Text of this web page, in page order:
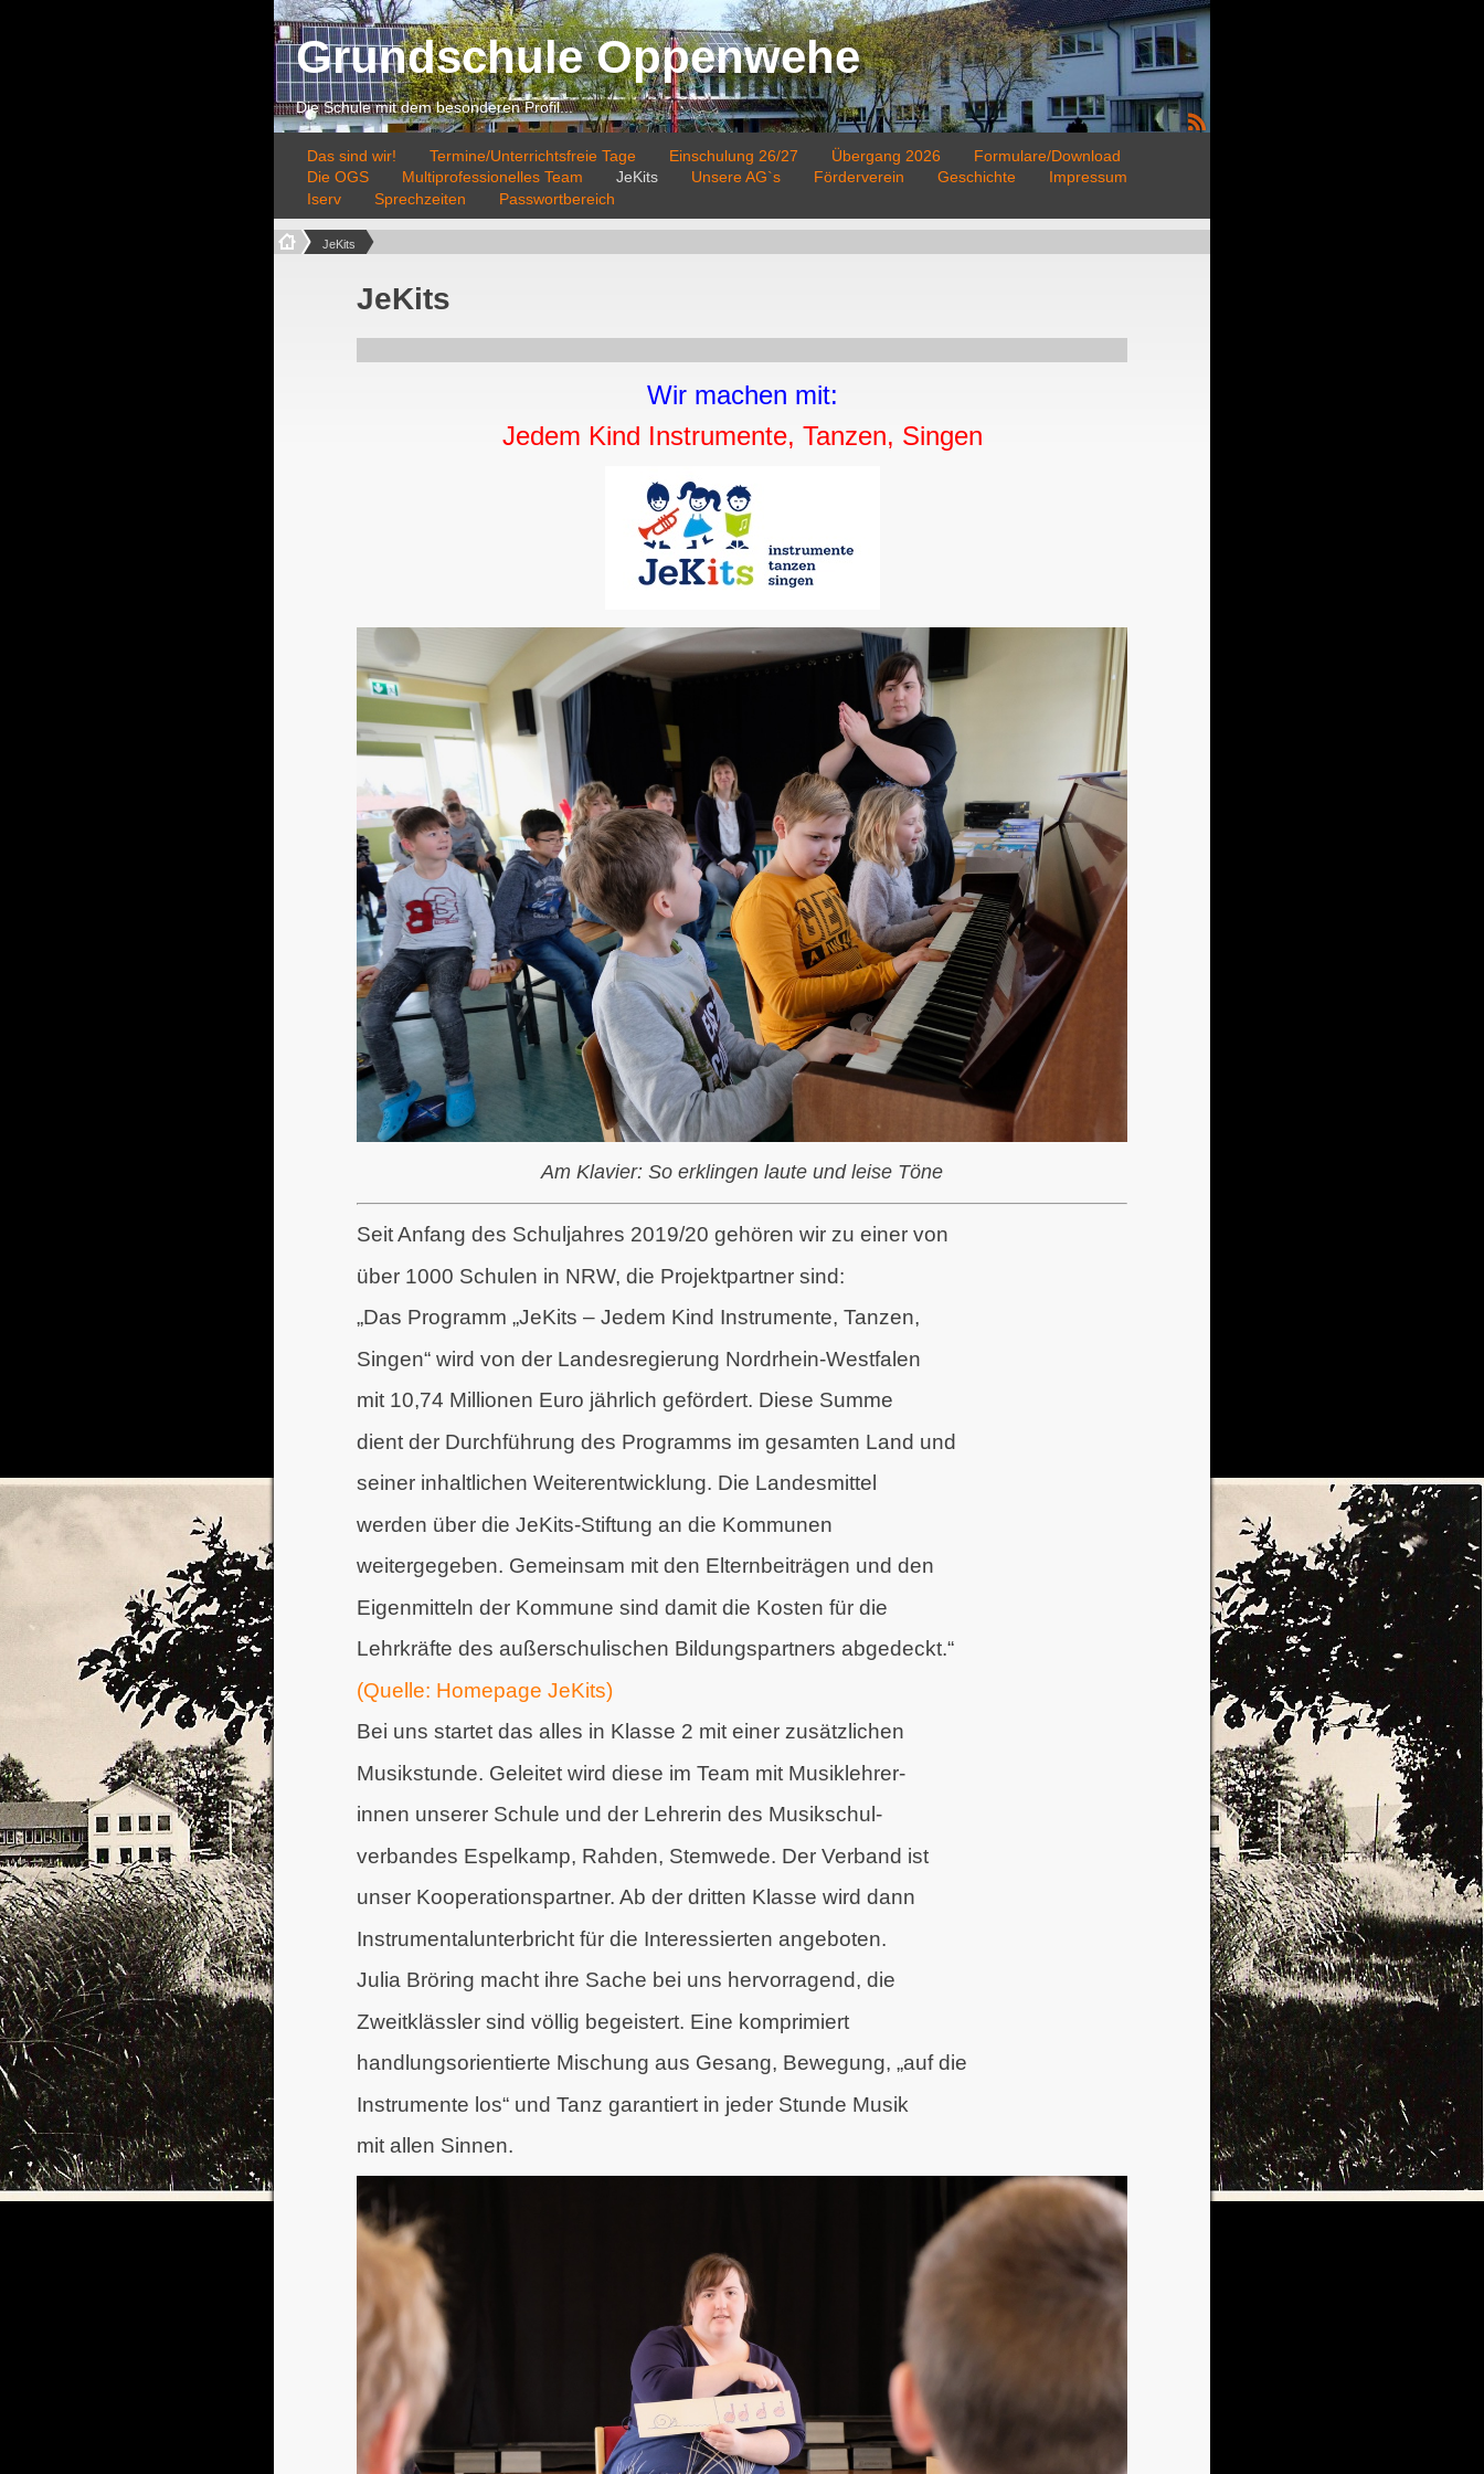
Grundschule Oppenwehe
Die Schule mit dem besonderen Profil...
Das sind wir! Termine/Unterrichtsfreie Tage Einschulung 26/27 Übergang 2026
Formulare/Download
Die OGS
Multiprofessionelles Team JeKits Unsere AG`s Förderverein Geschichte
Impressum
Iserv
Sprechzeiten Passwortbereich
JeKits
JeKits
Wir machen mit:
Jedem Kind Instrumente, Tanzen, Singen
Am Klavier: So erklingen laute und leise Töne
Seit Anfang des Schuljahres 2019/20 gehören wir zu einer von
über 1000 Schulen in NRW, die Projektpartner sind:
„Das Programm „JeKits – Jedem Kind Instrumente, Tanzen,
Singen“ wird von der Landesregierung Nordrhein-Westfalen
mit 10,74 Millionen Euro jährlich gefördert. Diese Summe
dient der Durchführung des Programms im gesamten Land und
seiner inhaltlichen Weiterentwicklung. Die Landesmittel
werden über die JeKits-Stiftung an die Kommunen
weitergegeben. Gemeinsam mit den Elternbeiträgen und den
Eigenmitteln der Kommune sind damit die Kosten für die
Lehrkräfte des außerschulischen Bildungspartners abgedeckt.“
(Quelle: Homepage JeKits)
Bei uns startet das alles in Klasse 2 mit einer zusätzlichen
Musikstunde. Geleitet wird diese im Team mit Musiklehrer-
innen unserer Schule und der Lehrerin des Musikschul-
verbandes Espelkamp, Rahden, Stemwede. Der Verband ist
unser Kooperationspartner. Ab der dritten Klasse wird dann
Instrumentalunterbricht für die Interessierten angeboten.
Julia Bröring macht ihre Sache bei uns hervorragend, die
Zweitklässler sind völlig begeistert. Eine komprimiert
handlungsorientierte Mischung aus Gesang, Bewegung, „auf die
Instrumente los“ und Tanz garantiert in jeder Stunde Musik
mit allen Sinnen.